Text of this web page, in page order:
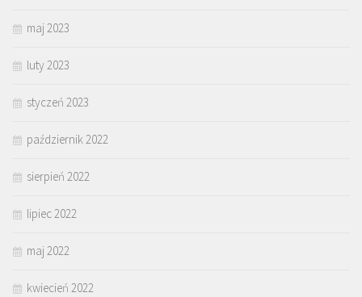
maj 2023
luty 2023
styczeń 2023
październik 2022
sierpień 2022
lipiec 2022
maj 2022
kwiecień 2022